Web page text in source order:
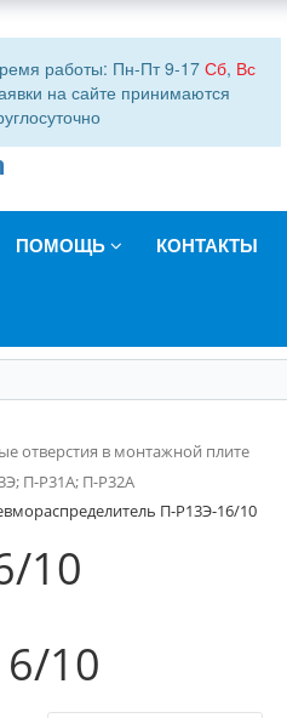
работы: Пн-Пт 9-17 Сб, Вс
на сайте принимаются
ПОМОЩЬ КОНТАКТЫ
отверстия в монтажной плите
П-Р31А; П-Р32А
П-Р13Э-16/10
10
10